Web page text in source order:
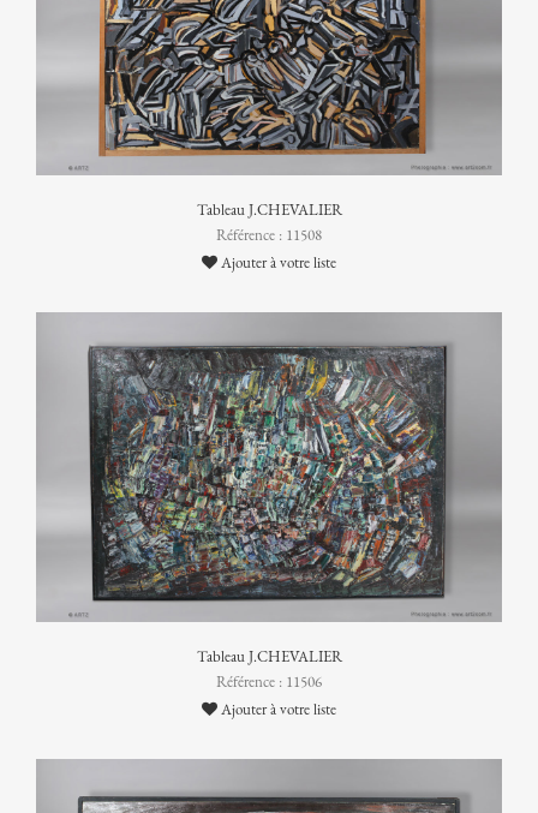
Tableau J.CHEVALIER
Référence : 11508
Ajouter à votre liste
Tableau J.CHEVALIER
Référence : 11506
Ajouter à votre liste